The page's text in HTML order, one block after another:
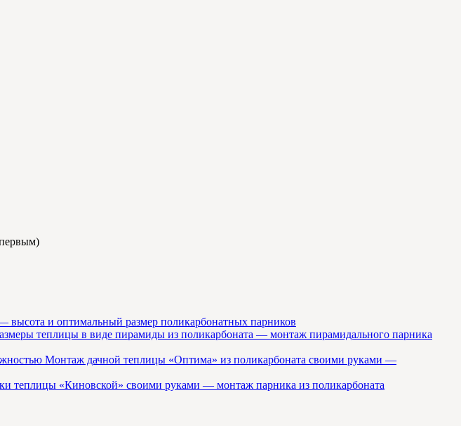
высота и оптимальный размер поликарбонатных парников
теплицы в виде пирамиды из поликарбоната — монтаж пирамидального парника
Монтаж дачной теплицы «Оптима» из поликарбоната своими руками —
теплицы «Киновской» своими руками — монтаж парника из поликарбоната